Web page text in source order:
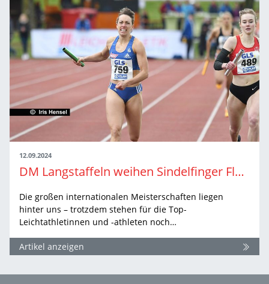
12.09.2024
DM Langstaffeln weihen Sindelfinger Floschenstadion ein
Die großen internationalen Meisterschaften liegen
hinter uns – trotzdem stehen für die Top-
Leichtathletinnen und -athleten noch…
Artikel anzeigen